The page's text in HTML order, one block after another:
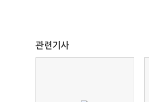
관련기사